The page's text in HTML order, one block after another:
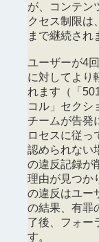
が、コンテン
クセス制限は
まで継続され
ユーザーが4
に対してより
れます（「
コル」セクシ
チームが告発
ロセスに従っ
認められない
の違反記録が
理由が見つか
の違反はユー
の結果、有罪
了後、フォー
す。